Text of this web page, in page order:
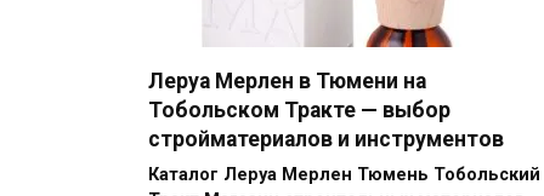
Леруа Мерлен в Тюмени на
Тобольском Тракте — выбор
стройматериалов и инструментов
Каталог Леруа Мерлен Тюмень Тобольский